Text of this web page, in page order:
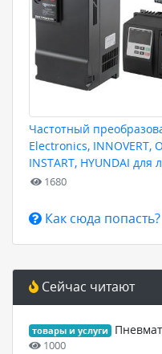
Частотный
Electronics, INNOVERT,
INSTART, HYUNDAI для
1680
Как сюда попасть?
Сейчас читают
товары и услуги
1000